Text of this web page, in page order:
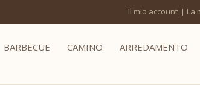
Il mio account La
BARBECUE CAMINO ARREDAMENTO